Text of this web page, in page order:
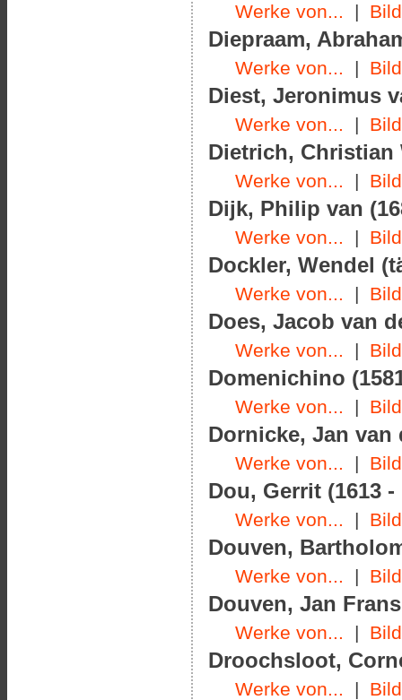
Werke von... |
Diepraam,
Werke von... |
Diest, Jeronimus
Werke von... |
Dietrich, Christian
Werke von... |
Dijk, Philip van
Werke von... |
Dockler, Wendel
Werke von... |
Does, Jacob van
Werke von... |
Domenichino
Werke von... |
Dornicke, Jan van
Werke von... |
Dou, Gerrit (1613 -
Werke von... |
Douven,
Werke von... |
Douven, Jan
Werke von... |
Droochsloot,
Werke von... |